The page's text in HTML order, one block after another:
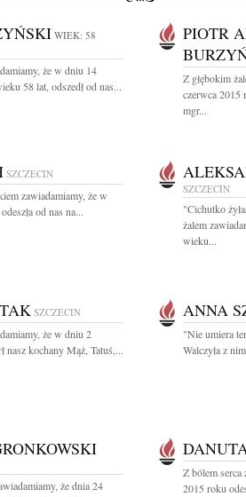
WIEK: 58
że w dniu 14
58 lat, odszedł od nas...
PIOTR
Z głębokim
czerwca 2015
mgr...
SZCZECIN
zawiadamiamy, że w
od nas na...
SZCZECIN
"Cichutko
żalem
wieku...
SZCZECIN
że w dniu 2
nasz kochany Mąż, Tatuś,...
ANNA
"Nie umiera
Walczyła z
że dnia 24
Z bólem
2015 roku